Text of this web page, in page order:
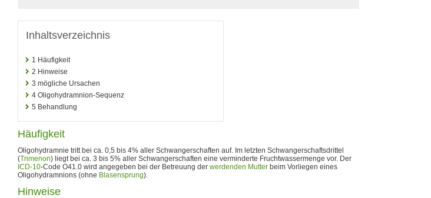
Inhaltsverzeichnis
1 Häufigkeit
2 Hinweise
3 mögliche Ursachen
4 Oligohydramnion-Sequenz
5 Behandlung
Häufigkeit
Oligohydramnie tritt bei ca. 0,5 bis 4% aller Schwangerschaften auf. Im letzten Schwangerschaftsdrittel
(Trimenon) liegt bei ca. 3 bis 5% aller Schwangerschaften eine verminderte Fruchtwassermenge vor. Der
ICD-10-Code O41.0 wird angegeben bei der Betreuung der werdenden Mutter beim Vorliegen eines
Oligohydramnions (ohne Blasensprung).
Hinweise